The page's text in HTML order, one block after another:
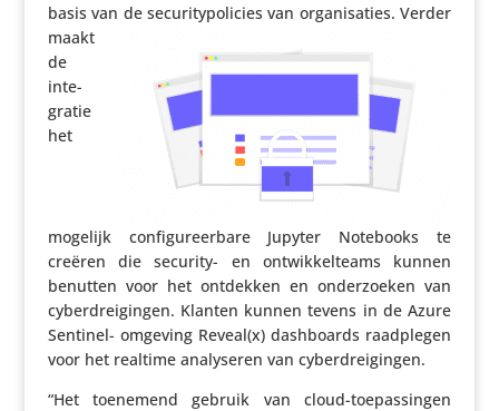
basis van de secu­ri­ty­po­li­cies van orga­ni­sa­ties. Verder
maakt
de
inte­
gratie
het
mogelijk confi­gu­reer­bare Jupyter Notebooks te
creëren die security- en ontwik­kel­teams kunnen
benutten voor het ontdekken en onder­zoeken van
cyber­drei­gingen. Klanten kunnen tevens in de Azure
Sentinel- omgeving Reveal(x) dash­boards raad­plegen
voor het realtime analy­seren van cyberdreigingen.
“Het toenemend gebruik van cloud-toepas­singen